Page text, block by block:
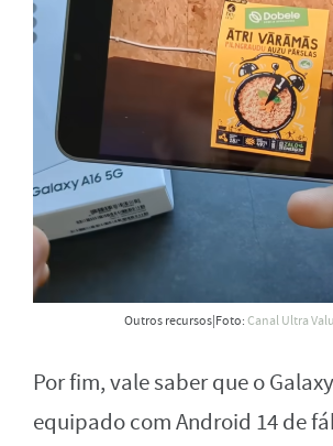
Outros recursos|Foto:Canal Ultra
Por fim, vale saber que o
equipado com Android 14 de